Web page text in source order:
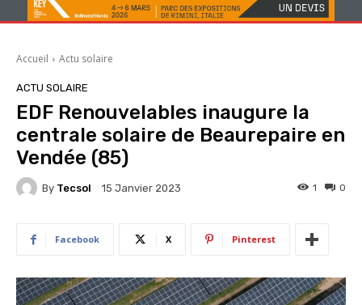
Accueil Actu solaire
ACTU SOLAIRE
EDF Renouvelables inaugure la
centrale solaire de Beaurepaire en
Vendée (85)
By Tecsol 15 Janvier 2023 0
1
Facebook X Pinterest